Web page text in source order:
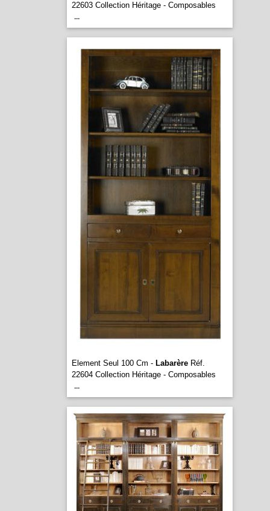
22603 Collection Héritage - Composables
...
Element Seul 100 Cm - LabarèreRéf.
22604 Collection Héritage - Composables
...